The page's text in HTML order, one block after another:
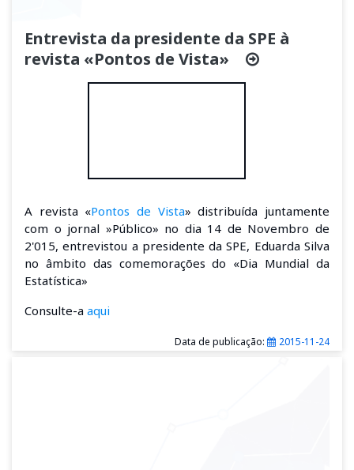
Entrevista da presidente da SPE à
revista «Pontos de Vista»
A revista «Pontos de Vista» distribuída juntamente
com o jornal »Público» no dia 14 de Novembro de
2'015, entrevistou a presidente da SPE, Eduarda Silva
no âmbito das comemorações do «Dia Mundial da
Estatística»
Consulte-a aqui
Data de publicação: 2015-11-24